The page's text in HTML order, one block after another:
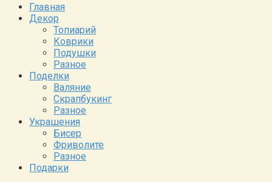
Главная
Декор
Топиарий
Коврики
Подушки
Разное
Поделки
Валяние
Скрапбукинг
Разное
Украшения
Бисер
Фриволите
Разное
Подарки